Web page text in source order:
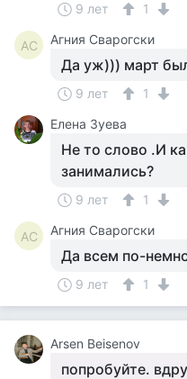
9 лет 1
АС Агния Сварогски
Да уж))) март
9 лет
1
Елена Зуева
Не то слово .И
занимались?
9 лет 1
АС Агния Сварогски
Да всем по-
9 лет 1
Arsen Beisenov
попробуйте.